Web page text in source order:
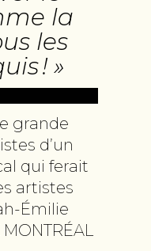
la
les
! »
grande
d’un
qui ferait
artistes
Émilie